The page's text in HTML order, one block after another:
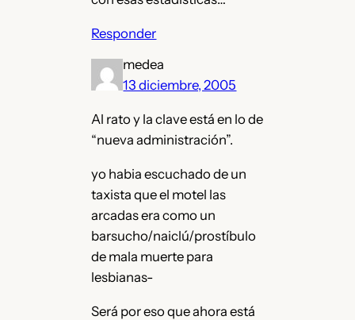
Responder
medea
13 diciembre, 2005
Al rato y la clave está en lo de
“nueva administración”.
yo habia escuchado de un
taxista que el motel las
arcadas era como un
barsucho/naiclú/prostíbulo
de mala muerte para
lesbianas-
Será por eso que ahora está